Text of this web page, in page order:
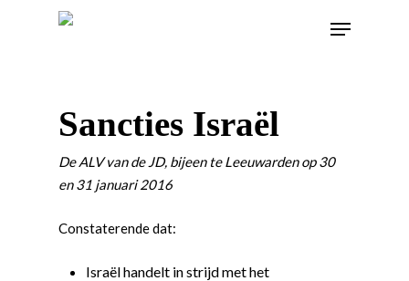
Sancties Israël
De ALV van de JD, bijeen te Leeuwarden op 30
en 31 januari 2016
Constaterende dat:
Israël handelt in strijd met het